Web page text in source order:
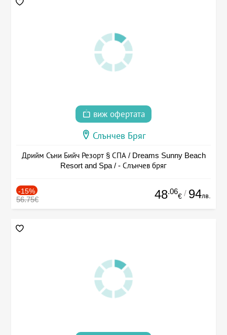
виж офертата
Слънчев Бряг
Дрийм Съни Бийч Резорт § СПА / Dreams Sunny Beach
Resort and Spa / - Слънчев бряг
-15%
56.75€ 48.06
€ / 94лв.